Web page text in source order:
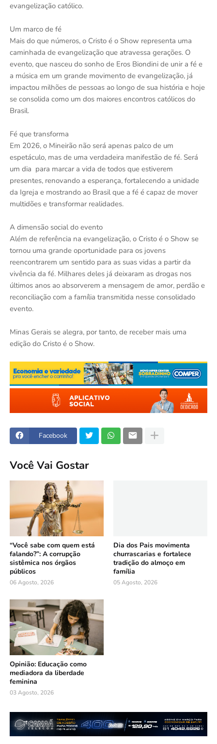
evangelização católico.
Um marco de fé
Mais do que números, o Cristo é o Show representa uma
caminhada de evangelização que atravessa gerações. O
evento, que nasceu do sonho de Eros Biondini de unir a fé e
a música em um grande movimento de evangelização, já
impactou milhões de pessoas ao longo de sua história e hoje
se consolida como um dos maiores encontros católicos do
Brasil.
Fé que transforma
Em 2026, o Mineirão não será apenas palco de um
espetáculo, mas de uma verdadeira manifestão de fé. Será
um dia para marcar a vida de todos que estiverem
presentes, renovando a esperança, fortalecendo a unidade
da Igreja e mostrando ao Brasil que a fé é capaz de mover
multidões e transformar realidades.
A dimensão social do evento
Além de referência na evangelização, o Cristo é o Show se
tornou uma grande oportunidade para os jovens
reencontrarem um sentido para as suas vidas a partir da
vivência da fé. Milhares deles já deixaram as drogas nos
últimos anos ao absorverem a mensagem de amor, perdão e
reconciliação com a família transmitida nesse consolidado
evento.
Minas Gerais se alegra, por tanto, de receber mais uma
edição do Cristo é o Show.
Facebook
Você Vai Gostar
“Você sabe com quem está
falando?”: A corrupção
sistêmica nos órgãos
públicos
06 Agosto, 2026
Dia dos Pais movimenta
churrascarias e fortalece
tradição do almoço em
família
05 Agosto, 2026
Opinião: Educação como
mediadora da liberdade
feminina
03 Agosto, 2026